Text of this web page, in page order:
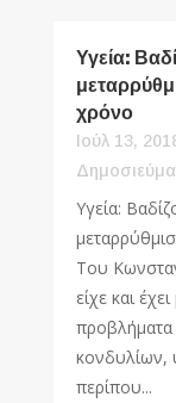
Υγεία:
χρόνο
Ιούλ 13,
Υγεία:
Του
είχε και
προβλήματα
κονδυλίων,
περίπου...